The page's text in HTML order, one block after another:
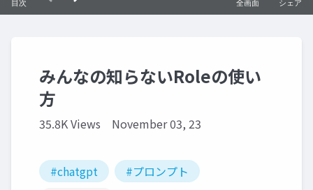
みんなの知らないRoleの使い
方
35.8K Views November 03, 23
#chatgpt
#プロンプト